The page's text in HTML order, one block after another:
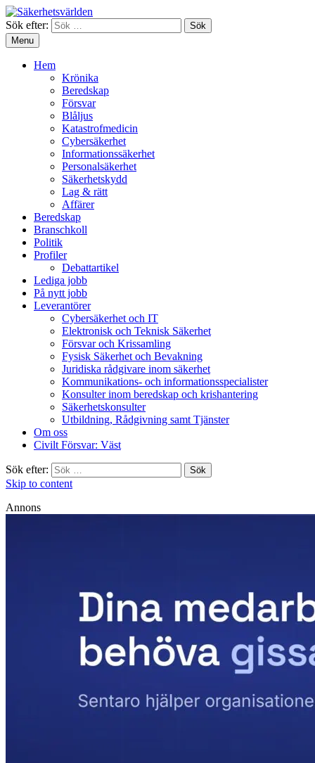
Sök efter:
Menu
Hem
Krönika
Beredskap
Försvar
Blåljus
Katastrofmedicin
Cybersäkerhet
Informationssäkerhet
Personalsäkerhet
Säkerhetskydd
Lag & rätt
Affärer
Beredskap
Branschkoll
Politik
Profiler
Debattartikel
Lediga jobb
På nytt jobb
Leverantörer
Cybersäkerhet och IT
Elektronisk och Teknisk Säkerhet
Försvar och Krissamling
Fysisk Säkerhet och Bevakning
Juridiska rådgivare inom säkerhet
Kommunikations- och informationsspecialister
Konsulter inom beredskap och krishantering
Säkerhetskonsulter
Utbildning, Rådgivning samt Tjänster
Om oss
Civilt Försvar: Väst
Sök efter:
Skip to content
Annons